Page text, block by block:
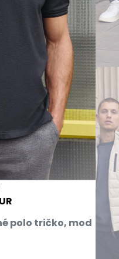
polo tričko, mod